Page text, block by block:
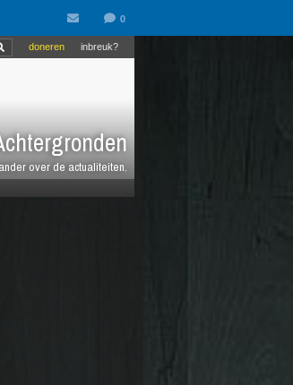
over de actualiteiten.
inbreuk?
doneren